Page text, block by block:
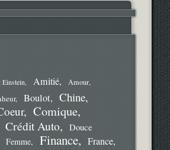
Einstein Amitié Amour
Boulot Chine
Comique
Crédit Auto
Douce
Femme Finance France